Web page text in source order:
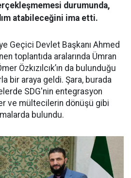
durumunda,
atabileceğini ima etti.
Geçici Devlet Başkanı Ahmed
toplantıda aralarında Ümran
Özkızılcık’ın da bulunduğu
bir araya geldi. Şara, burada
SDG'nin entegrasyon
ve mültecilerin dönüşü gibi
bulundu.